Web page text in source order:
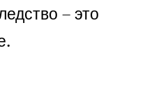
– это